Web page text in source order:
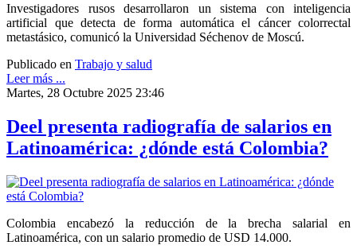
Investigadores rusos desarrollaron un sistema con inteligencia
artificial que detecta de forma automática el cáncer colorrectal
metastásico, comunicó la Universidad Séchenov de Moscú.
Publicado en Trabajo y salud
Leer más ...
Martes, 28 Octubre 2025 23:46
Deel presenta radiografía de salarios en
Latinoamérica: ¿dónde está Colombia?
Colombia encabezó la reducción de la brecha salarial en
Latinoamérica, con un salario promedio de USD 14.000.